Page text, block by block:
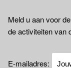
Meld u aan voor
de activiteiten van
E-mailadres: